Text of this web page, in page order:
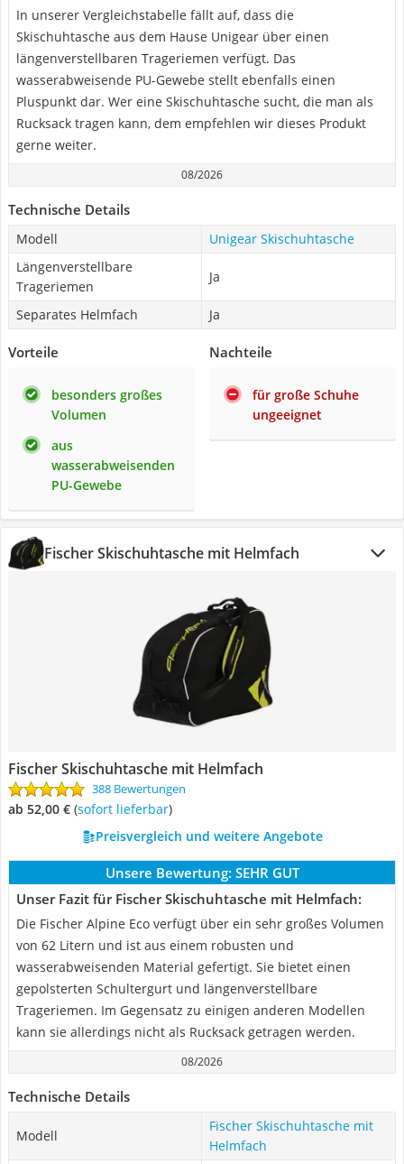
In unserer Vergleichstabelle fällt auf, dass die
Skischuhtasche aus dem Hause Unigear über einen
längenverstellbaren Trageriemen verfügt. Das
wasserabweisende PU-Gewebe stellt ebenfalls einen
Pluspunkt dar. Wer eine Skischuhtasche sucht, die man als
Rucksack tragen kann, dem empfehlen wir dieses Produkt
gerne weiter.
08/2026
Technische Details
Modell
Unigear Skischuhtasche
Längenverstellbare
Trageriemen
Ja
Separates Helmfach Ja
Vorteile
besonders großes
Volumen
aus
wasserabweisenden
PU-Gewebe
Nachteile
für große Schuhe
ungeeignet
Fischer Skischuhtasche mit Helmfach
Fischer Skischuhtasche mit Helmfach
388 Bewertungen
ab 52,00 € ( Sofort lieferbar)
Preisvergleich und weitere Angebote
Unsere Bewertung: SEHR GUT
Unser Fazit für Fischer Skischuhtasche mit Helmfach:
Die Fischer Alpine Eco verfügt über ein sehr großes Volumen
von 62 Litern und ist aus einem robusten und
wasserabweisenden Material gefertigt. Sie bietet einen
gepolsterten Schultergurt und längenverstellbare
Trageriemen. Im Gegensatz zu einigen anderen Modellen
kann sie allerdings nicht als Rucksack getragen werden.
08/2026
Technische Details
Modell
Fischer Skischuhtasche mit
Helmfach